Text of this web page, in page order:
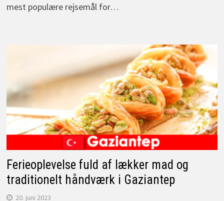
mest populære rejsemål for…
Ferieoplevelse fuld af lækker mad og
traditionelt håndværk i Gaziantep
20. juni 2023